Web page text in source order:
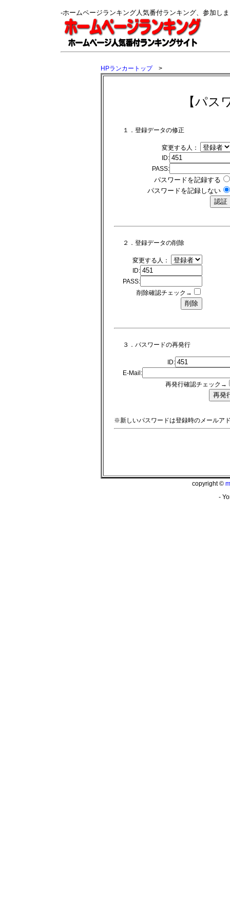
-ホームページランキング人気番付ランキング、参加し
HPランカートップ>
【パス
１．登録データの修正
変更する人：
ID:
PASS:
パスワードを記録する
パスワードを記録しない
２．登録データの削除
変更する人：
ID:
PASS:
削除確認チェック→
３．パスワードの再発行
ID:
E-Mail:
再発行確認チェック→
※新しいパスワードは登録時のメールア
copyright ©
-